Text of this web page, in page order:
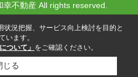
不動産 All rights reserved.
況把握、サービス向上検討を目的と
います。
ついて」 をご確認ください。
じる